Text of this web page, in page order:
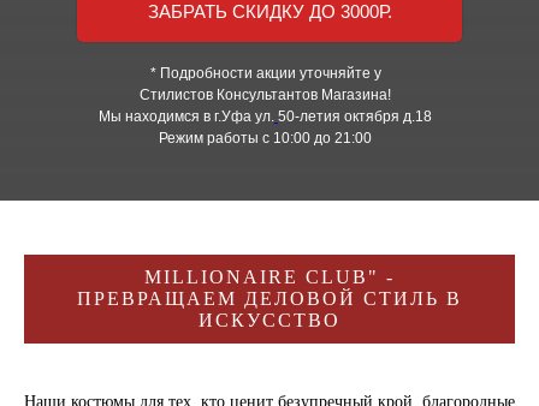
* Подробности акции уточняйте у
Стилистов Консультантов Магазина!
Мы находимся в г.Уфа ул. 50-летия октября д.18
Режим работы с 10:00 до 21:00
ЗАБРАТЬ СКИДКУ ДО 3000Р.
MILLIONAIRE CLUB" -
ПРЕВРАЩАЕМ ДЕЛОВОЙ СТИЛЬ В
ИСКУССТВО
Наши костюмы для тех, кто ценит безупречный крой, благородные